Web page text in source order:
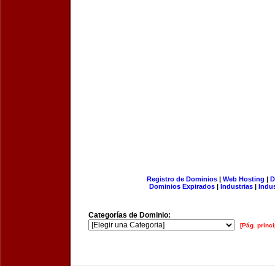
Registro de Dominios| Web Hosting |
Dominios Expirados | Industrias |
Categorías de Dominio:
[Pág.